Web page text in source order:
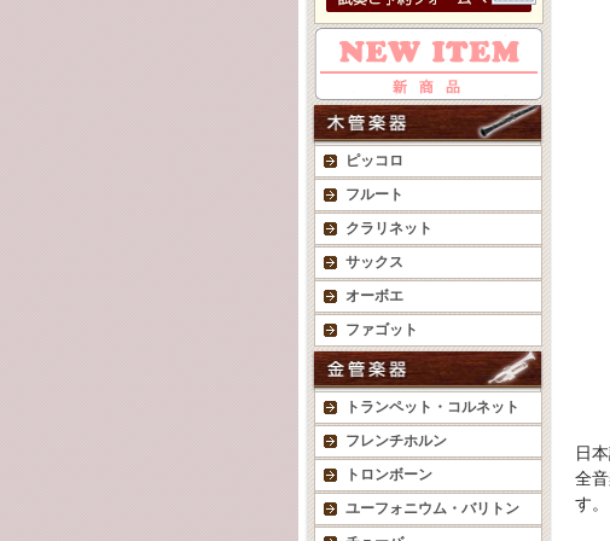
ピッコロ
フルート
クラリネット
サックス
オーボエ
ファゴット
トランペット・コルネット
フレンチホルン
トロンボーン
ユーフォニウム・バリトン
日
全
す。